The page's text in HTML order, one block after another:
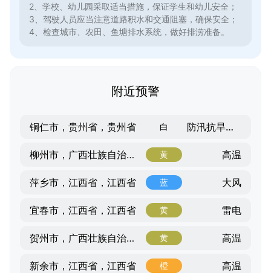
2、学校、幼儿园采取适当措施，保证学生和幼儿安全；
3、驾驶人员应当注意道路积水和交通阻塞，确保安全；
4、检查城市、农田、鱼塘排水系统，做好排涝准备。
附近预警
铜仁市，贵州省，贵州省 白 防汛抗旱风险提示
柳州市，广西壮族自治区，广西壮族自治区 黄 高温
萍乡市，江西省，江西省 蓝 大风
宜春市，江西省，江西省 黄 雷电
贺州市，广西壮族自治区，广西壮族自治区 黄 高温
新余市，江西省，江西省 橙 高温